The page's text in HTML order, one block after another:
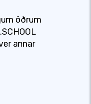
öðrum
annar